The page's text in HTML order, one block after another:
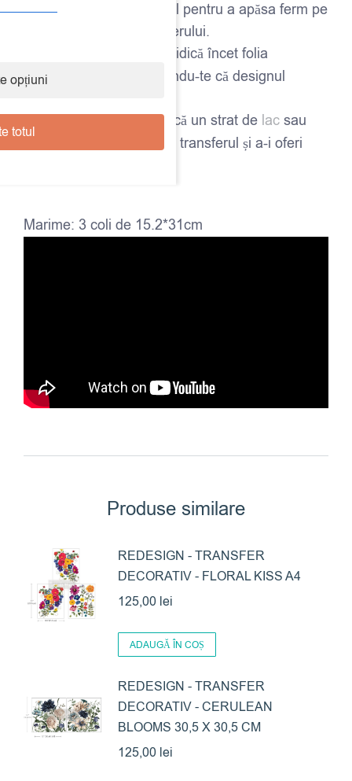
împreună cu transferul pentru a apăsa ferm pe
toată suprafața transferului.
Ridică încet folia
transparentă, asigurându-te că designul
Fixează:La final, aplică un strat de lac sau
pentru a proteja transferul și a-i oferi
Marime: 3 coli de 15.2*31cm
Produse similare
REDESIGN - TRANSFER
DECORATIV - FLORAL KISS A4
125,00 lei
ADAUGĂ ÎN COȘ
REDESIGN - TRANSFER
DECORATIV - CERULEAN
BLOOMS 30,5 X 30,5 CM
125,00 lei
opțiuni
totul